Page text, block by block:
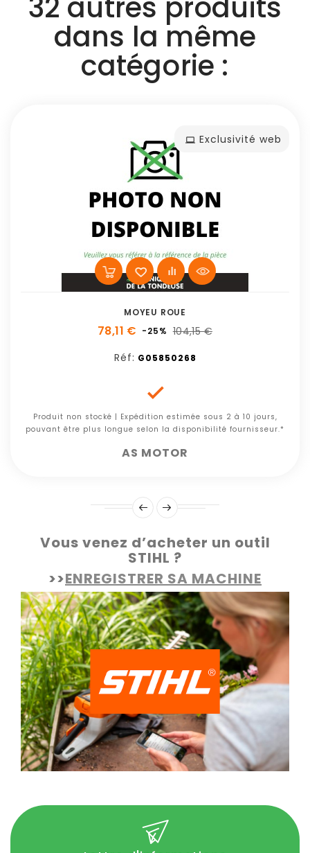
dans la même
catégorie :
Exclusivité web
MOYEU ROUE
78,11 € -25% 104,15 €
Réf: G05850268

Produit non stocké | Expédition estimée sous 2 à 10 jours,
pouvant être plus longue selon la disponibilité fournisseur.*
AS MOTOR
Vous venez d’acheter un outil
STIHL ?
>>ENREGISTRER SA MACHINE